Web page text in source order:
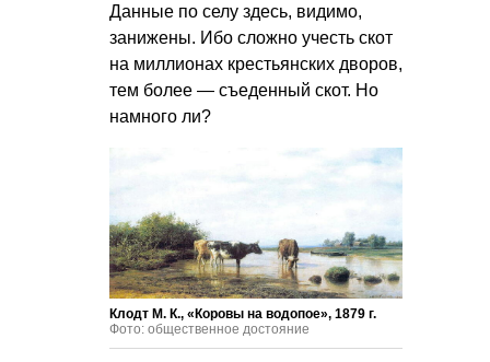
Данные по селу здесь, видимо,
занижены. Ибо сложно учесть скот
на миллионах крестьянских дворов,
тем более — съеденный скот. Но
намного ли?
Клодт М. К., «Коровы на водопое», 1879 г.
Фото: общественное достояние